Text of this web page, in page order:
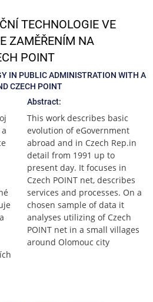
TECHNOLOGIE VE
ZAMĚŘENÍM NA
POINT
IN PUBLIC ADMINISTRATION WITH A
CZECH POINT
Abstract:
This work describes basic
evolution of eGovernment
abroad and in Czech Rep.in
detail from 1991 up to
present day. It focuses in
Czech POINT net, describes
services and processes. On a
chosen sample of data it
analyses utilizing of Czech
POINT net in a small villages
around Olomouc city